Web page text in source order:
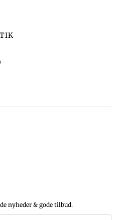
nyheder & gode tilbud.